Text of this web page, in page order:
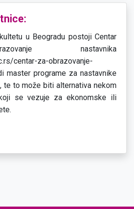
u Beogradu postoji Centar
nastavnika
centar-za-obrazovanje-
master programe za nastavnike
te to može biti alternativa nekom
se vezuje za ekonomske ili